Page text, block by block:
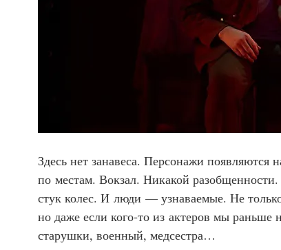
Здесь нет занавеса. Персонажи появляются
по местам. Вокзал. Никакой
стук колес. И люди — узнаваемые. Не
но даже если кого‑то из актеров мы раньше
старушки, военный, медсестра…